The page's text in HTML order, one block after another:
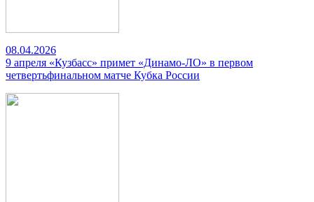
08.04.2026
9 апреля «Кузбасс» примет «Динамо-ЛО» в первом
четвертьфинальном матче Кубка России